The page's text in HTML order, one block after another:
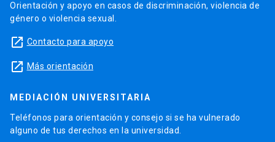
Orientación y apoyo en casos de discriminación, violencia de
género o violencia sexual.
launch Contacto para apoyo
launch Más orientación
MEDIACIÓN UNIVERSITARIA
Teléfonos para orientación y consejo si se ha vulnerado
alguno de tus derechos en la universidad.